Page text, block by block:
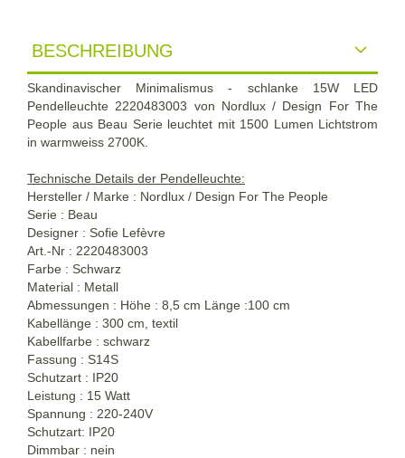
BESCHREIBUNG
Skandinavischer Minimalismus - schlanke 15W LED
Pendelleuchte 2220483003 von Nordlux / Design For The
People aus Beau Serie leuchtet mit 1500 Lumen Lichtstrom
in warmweiss 2700K.
Technische Details der Pendelleuchte:
Hersteller / Marke : Nordlux / Design For The People
Serie : Beau
Designer : Sofie Lefèvre
Art.-Nr : 2220483003
Farbe : Schwarz
Material : Metall
Abmessungen : Höhe : 8,5 cm Länge :100 cm
Kabellänge : 300 cm, textil
Kabellfarbe : schwarz
Fassung : S14S
Schutzart : IP20
Leistung : 15 Watt
Spannung : 220-240V
Schutzart: IP20
Dimmbar : nein